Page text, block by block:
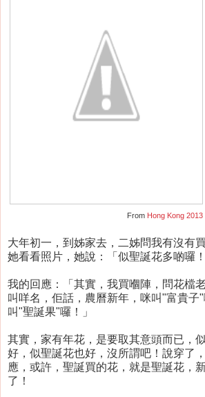
From Hong Kong 2013
大年初一，到姊家去，二姊問我有沒有
她看看照片，她說：「似聖誕花多啲囉！
我的回應：「其實，我買嗰陣，問花檔
叫咩名，佢話，農曆新年，咪叫"富貴子
叫"聖誕果"囉！」
其實，家有年花，是要取其意頭而已，
好，似聖誕花也好，沒所謂吧！說穿了
應，或許，聖誕買的花，就是聖誕花，
了！